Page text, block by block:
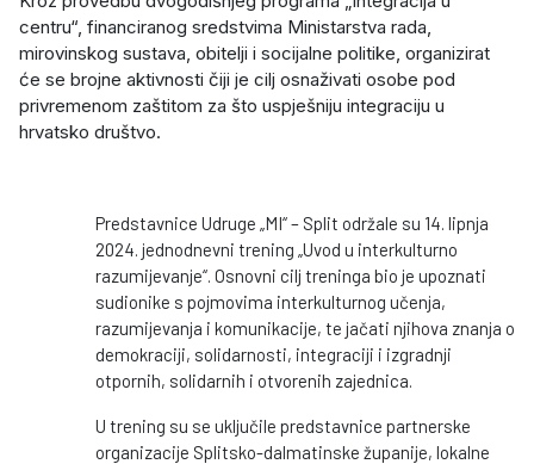
centru“, financiranog sredstvima Ministarstva rada,
mirovinskog sustava, obitelji i socijalne politike, organizirat
će se brojne aktivnosti čiji je cilj osnaživati osobe pod
privremenom zaštitom za što uspješniju integraciju u
hrvatsko društvo.
Predstavnice Udruge „MI“ – Split održale su 14. lipnja
2024. jednodnevni trening „Uvod u interkulturno
razumijevanje“. Osnovni cilj treninga bio je upoznati
sudionike s pojmovima interkulturnog učenja,
razumijevanja i komunikacije, te jačati njihova znanja o
demokraciji, solidarnosti, integraciji i izgradnji
otpornih, solidarnih i otvorenih zajednica.
U trening su se uključile predstavnice partnerske
organizacije Splitsko-dalmatinske županije, lokalne